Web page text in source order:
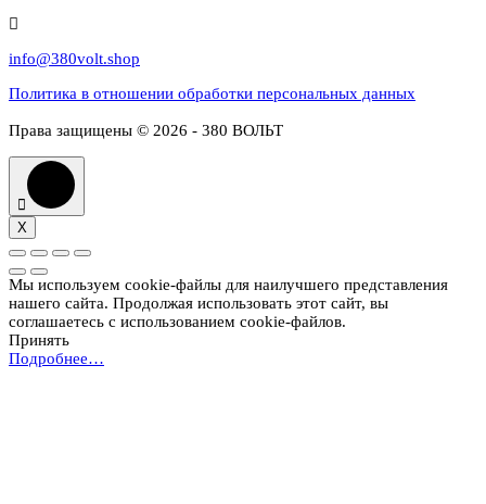
info@380volt.shop
Политика в отношении обработки персональных данных
Права защищены © 2026 - 380 ВОЛЬТ
X
Мы используем cookie-файлы для наилучшего представления
нашего сайта. Продолжая использовать этот сайт, вы
соглашаетесь с использованием cookie-файлов.
Принять
Подробнее…